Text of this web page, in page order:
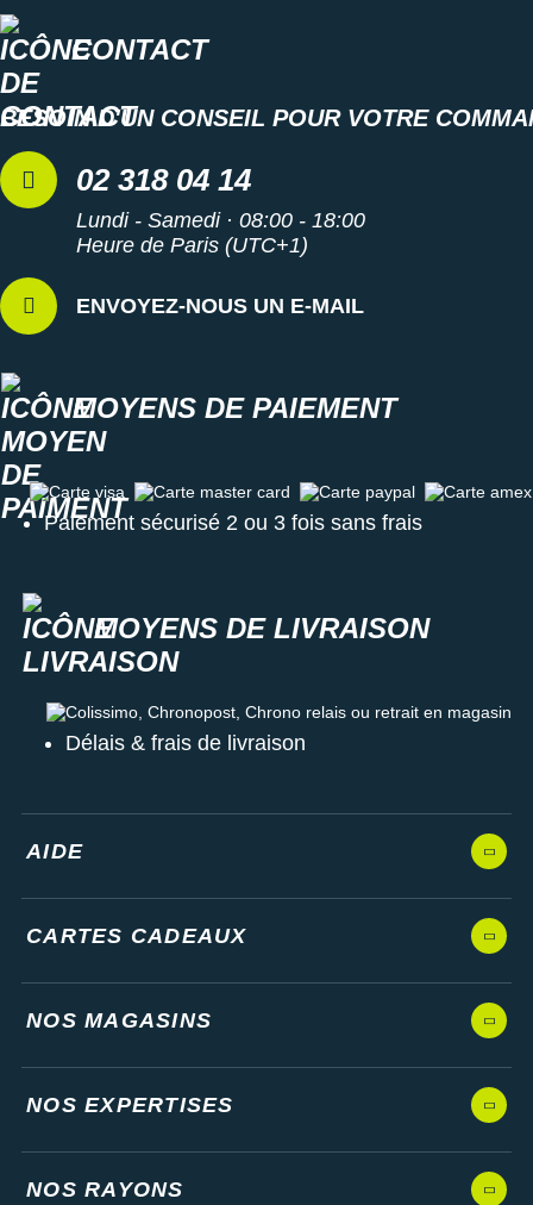
Les autres produits
CONTACT
BESOIN D'UN CONSEIL POUR VOTRE
02 318 04 14
Lundi - Samedi · 08:00 - 18:00
Heure de Paris (UTC+1)
ENVOYEZ-NOUS UN E-MAIL
MOYENS DE PAIEMENT
Carte visa Carte master card Carte paypal Carte amex
Paiement sécurisé 2 ou 3 fois sans frais
MOYENS DE LIVRAISON
Colissimo, Chronopost, Chrono relais ou retrait en magasin
Délais & frais de livraison
AIDE
CARTES CADEAUX
NOS MAGASINS
NOS EXPERTISES
NOS RAYONS